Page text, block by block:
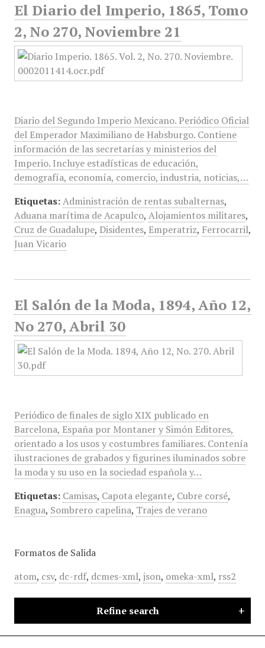
El Diario del Imperio, 1865, Tomo
2, No 270, Noviembre 21
Diario del Segundo Imperio Mexicano. Periódico Oficial
del Emperador Maximiliano de Habsburgo. Contiene
información de las secretarías y ministerios del
Imperio. Incluye estadísticas de educación,
demografía, economía, comercio, industria, noticias,…
Etiquetas: Administración de rentas subalternas,
Aduana marítima de Acapulco, Alojamientos militares,
Cruz de Guadalupe, Disidentes, Emperatriz, Ferrocarril,
Juan Vicario
El Salón de la Moda, 1894, Año 12,
No 270, Abril 30
Periódico de finales de siglo XIX publicado en
Barcelona, España por Montaner y Simón Editores,
orientado a los usos y costumbres familiares. Contenía
ilustraciones de grabados y figurines iluminados sobre
la moda y su uso en la sociedad española y…
Etiquetas: Camisas, Capota elegante, Cubre corsé,
Enagua, Sombrero capelina, Trajes de verano
Formatos de Salida
atom, csv, dc-rdf, dcmes-xml, json, omeka-xml, rss2
Refine search